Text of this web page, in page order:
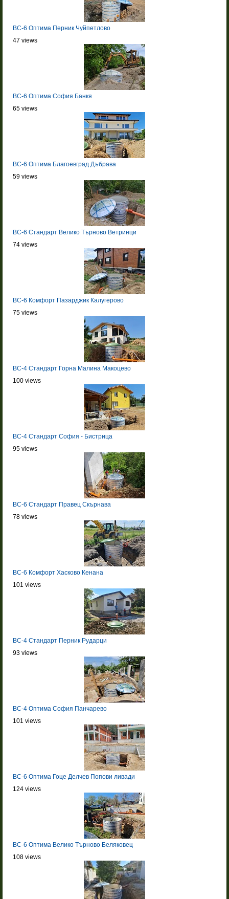
BC-6 Оптима Перник Чуйпетлово
47 views
BC-6 Оптима София Банкя
65 views
BC-6 Оптима Благоевград Дъбрава
59 views
BC-6 Стандарт Велико Търново Ветринци
74 views
BC-6 Комфорт Пазарджик Калугерово
75 views
BC-4 Стандарт Горна Малина Макоцево
100 views
BC-4 Стандарт София - Бистрица
95 views
BC-6 Стандарт Правец Скърнава
78 views
BC-6 Комфорт Хасково Кенана
101 views
BC-4 Стандарт Перник Рударци
93 views
BC-4 Оптима София Панчарево
101 views
BC-6 Оптима Гоце Делчев Попови ливади
124 views
BC-6 Оптима Велико Търново Беляковец
108 views